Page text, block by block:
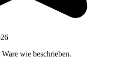
wie beschrieben.